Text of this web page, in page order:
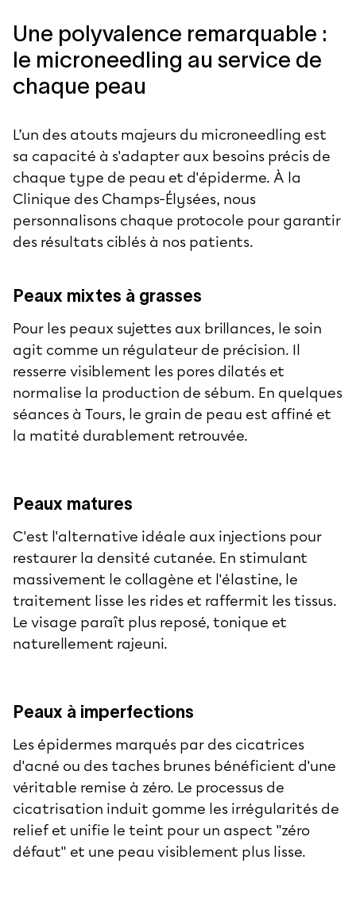
Une polyvalence remarquable :
le microneedling au service de
chaque peau
L’un des atouts majeurs du microneedling est
sa capacité à s'adapter aux besoins précis de
chaque type de peau et d'épiderme. À la
Clinique des Champs-Élysées, nous
personnalisons chaque protocole pour garantir
des résultats ciblés à nos patients.
Peaux mixtes à grasses
Pour les peaux sujettes aux brillances, le soin
agit comme un régulateur de précision. Il
resserre visiblement les pores dilatés et
normalise la production de sébum. En quelques
séances à Tours, le grain de peau est affiné et
la matité durablement retrouvée.
Peaux matures
C'est l'alternative idéale aux injections pour
restaurer la densité cutanée. En stimulant
massivement le collagène et l'élastine, le
traitement lisse les rides et raffermit les tissus.
Le visage paraît plus reposé, tonique et
naturellement rajeuni.
Peaux à imperfections
Les épidermes marqués par des cicatrices
d'acné ou des taches brunes bénéficient d'une
véritable remise à zéro. Le processus de
cicatrisation induit gomme les irrégularités de
relief et unifie le teint pour un aspect "zéro
défaut" et une peau visiblement plus lisse.